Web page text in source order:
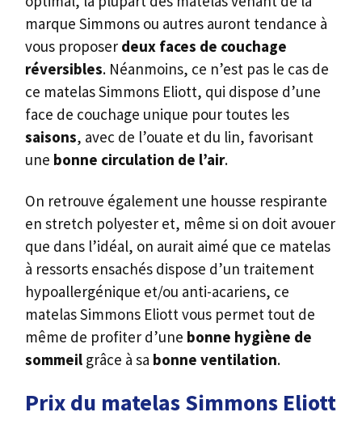
marque Simmons ou autres auront tendance à
vous proposer deux faces de couchage
réversibles. Néanmoins, ce n’est pas le cas de
ce matelas Simmons Eliott, qui dispose d’une
face de couchage unique pour toutes les
saisons, avec de l’ouate et du lin, favorisant
une bonne circulation de l’air.
On retrouve également une housse respirante
en stretch polyester et, même si on doit avouer
que dans l’idéal, on aurait aimé que ce matelas
à ressorts ensachés dispose d’un traitement
hypoallergénique et/ou anti-acariens, ce
matelas Simmons Eliott vous permet tout de
même de profiter d’une bonne hygiène de
sommeil grâce à sa bonne ventilation.
Prix du matelas Simmons Eliott